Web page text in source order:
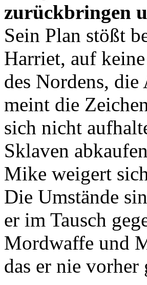
zurückbringen
Sein Plan stößt
Harriet, auf
des Nordens,
meint die
sich nicht
Sklaven
Mike weigert
Die Umstände
er im Tausch
Mordwaffe und
das er nie vorher